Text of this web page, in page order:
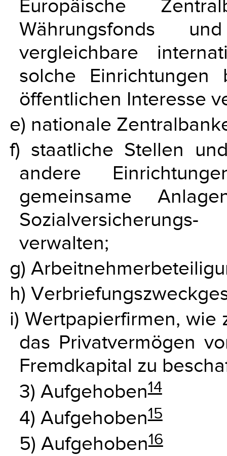
Europäische
Währungsfonds
vergleichbare
solche
öffentlichen Interesse
e) nationale
f) staatliche Stellen
andere
gemeinsame
verwalten;
g)
h)
i) Wertpapierfirmen, wie
das Privatvermögen
Fremdkapital zu
3) Aufgehoben14
4) Aufgehoben15
5) Aufgehoben16